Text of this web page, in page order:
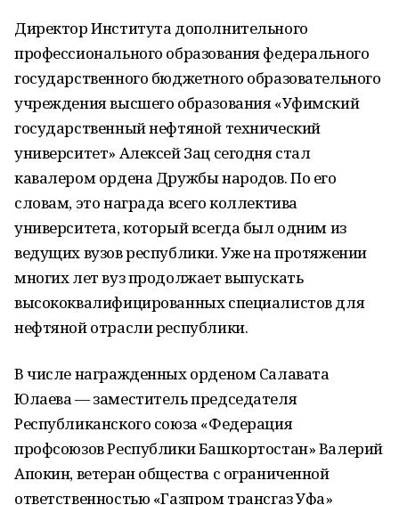
Директор Института дополнительного
профессионального образования федерального
государственного бюджетного образовательного
учреждения высшего образования «Уфимский
государственный нефтяной технический
университет» Алексей Зац сегодня стал
кавалером ордена Дружбы народов. По его
словам, это награда всего коллектива
университета, который всегда был одним из
ведущих вузов республики. Уже на протяжении
многих лет вуз продолжает выпускать
высококвалифицированных специалистов для
нефтяной отрасли республики.
В числе награжденных орденом Салавата
Юлаева — заместитель председателя
Республиканского союза «Федерация
профсоюзов Республики Башкортостан» Валерий
Апокин, ветеран общества с ограниченной
ответственностью «Газпром трансгаз Уфа»